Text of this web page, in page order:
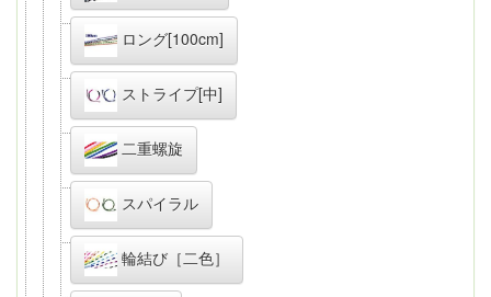
ロング[100cm]
ストライプ[中]
二重螺旋
スパイラル
輪結び［二色］